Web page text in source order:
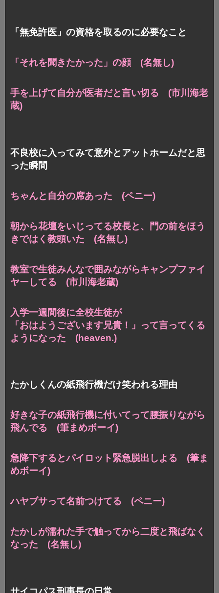
「無免許医」の資格を取るのに必要なこと
「それを聞きたかった」の顔 (名無し)
手を上げて自分が医者だと言い切る (市川海老
蔵)
不良校に入ってみて意外とアットホームだと思
った瞬間
ちゃんと自分の席あった (ペニー)
朝から花壇をいじってる校長と、門の前をほう
きではく教頭いた (名無し)
教室で生徒みんなで囲みながらキャンプファイ
ヤーしてる (市川海老蔵)
入学一週間後に全校生徒が
「おはようございます兄貴！」って言ってくる
ようになった (heaven.)
たかしくんの紙飛行機だけ笑われる理由
好きな子の紙飛行機に付いてって腰振りながら
飛んでる (筆まめボーイ)
急降下するとパイロット緊急脱出しよる (筆ま
めボーイ)
ハヤブサって名前つけてる (ペニー)
たかしが濡れた手で触ってから二度と飛ばなく
なった (名無し)